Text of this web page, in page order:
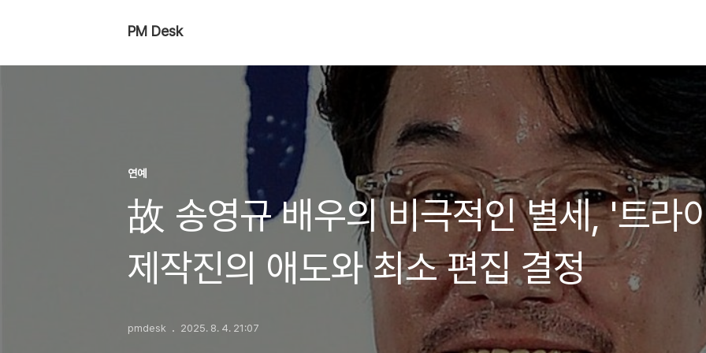
PM Desk
연예
故 송영규 배우의 비극적인 별세, '트라
제작진의 애도와 최소 편집 결정
pmdesk 2025. 8. 4. 21:07